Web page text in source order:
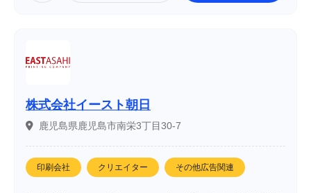
株式会社イースト朝日
鹿児島県鹿児島市南栄3丁目30-7
印刷会社 クリエイター その他広告関連